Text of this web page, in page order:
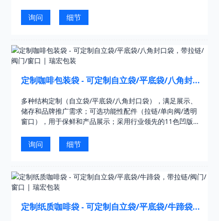
询问 细节
定制咖啡包装袋 - 可定制自立袋/平底袋/八角封口
多种结构定制（自立袋/平底袋/八角封口袋），满足展示、
储存和品牌推广需求；可选功能性配件（拉链/单向阀/透明
窗口），用于保鲜和产品展示；采用行业领先的11色凹版印
询问 细节
定制纸质咖啡袋 - 可定制自立袋/平底袋/牛蹄袋，